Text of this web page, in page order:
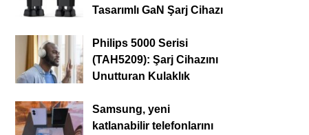
Tasarımlı GaN Şarj Cihazı
Philips 5000 Serisi
(TAH5209): Şarj Cihazını
Unutturan Kulaklık
Samsung, yeni
katlanabilir telefonlarını